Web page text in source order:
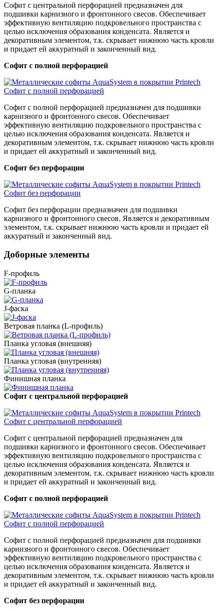
Софит с центральной перфорацией предназначен для
подшивки карнизного и фронтонного свесов. Обеспечивает
эффективную вентиляцию подкровельного пространства с
целью исключения образования конденсата. Является и
декоративным элементом, т.к. скрывает нижнюю часть кровли
и придает ей аккуратный и законченный вид.
Софит с полной перфорацией
Софит с полной перфорацией предназначен для подшивки
карнизного и фронтонного свесов. Обеспечивает
эффективную вентиляцию подкровельного пространства с
целью исключения образования конденсата. Является и
декоративным элементом, т.к. скрывает нижнюю часть кровли
и придает ей аккуратный и законченный вид.
Софит без перфорации
Софит без перфорации предназначен для подшивки
карнизного и фронтонного свесов. Является и декоративным
элементом, т.к. скрывает нижнюю часть кровли и придает ей
аккуратный и законченный вид.
Доборные элементы
F-профиль
G-планка
J-фаска
Ветровая планка (L-профиль)
Планка угловая (внешняя)
Планка угловая (внутренняя)
Финишная планка
Софит с центральной перфорацией
Софит с центральной перфорацией предназначен для
подшивки карнизного и фронтонного свесов. Обеспечивает
эффективную вентиляцию подкровельного пространства с
целью исключения образования конденсата. Является и
декоративным элементом, т.к. скрывает нижнюю часть кровли
и придает ей аккуратный и законченный вид.
Софит с полной перфорацией
Софит с полной перфорацией предназначен для подшивки
карнизного и фронтонного свесов. Обеспечивает
эффективную вентиляцию подкровельного пространства с
целью исключения образования конденсата. Является и
декоративным элементом, т.к. скрывает нижнюю часть кровли
и придает ей аккуратный и законченный вид.
Софит без перфорации